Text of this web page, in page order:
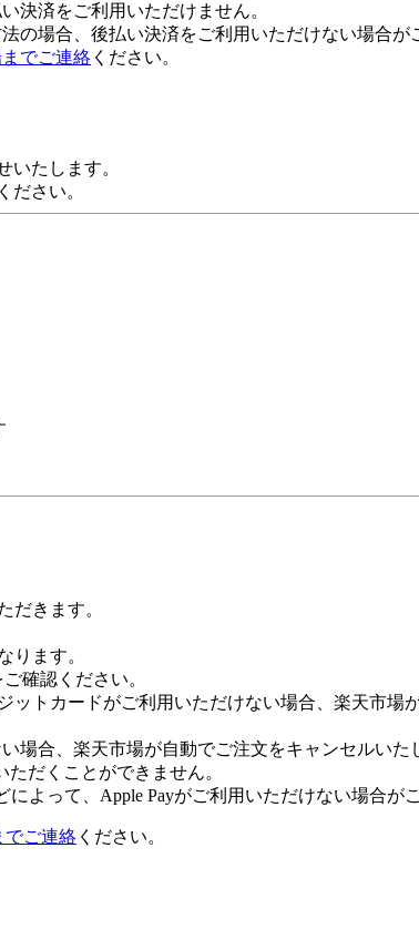
決済をご利用いただけません。
場合、後払い決済をご利用いただけない場合が
でご連絡 ください。
いたします。
ださい。
だきます。
ります。
確認ください。
ットカードがご利用いただけない場合、楽天市
場合、楽天市場が自動でご注文をキャンセルいた
だくことができません。
よって、Apple Payがご利用いただけない場合が
でご連絡 ください。